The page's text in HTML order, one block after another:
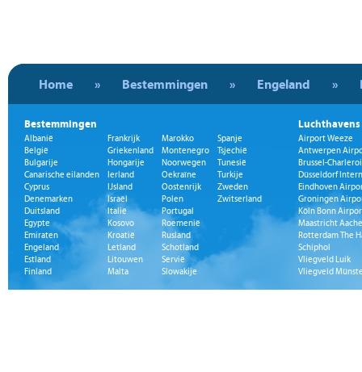
Home » Bestemmingen » Engeland »
Bestemmingen
Albanië
België
Bulgarije
Canarische eilanden
Cyprus
Denemarken
Duitsland
Egypte
Emiraten
Engeland
Estland
Finland
Frankrijk
Griekenland
Hongarije
Ierland
IJsland
Israël
Italië
Kosovo
Kroatië
Letland
Litouwen
Malta
Marokko
Montenegro
Noorwegen
Oekraïne
Oostenrijk
Polen
Portugal
Roemenië
Rusland
Schotland
Servië
Slowakije
Spanje
Tsjechië
Tunesië
Turkije
Zweden
Zwitserland
Luchthavens
Airport Weeze
Antwerpen
Brussel-
Düsseldorf
Eindhoven
Groningen
Köln Bonn
Maastricht
Rotterdam The
Schiphol
Vliegveld Luik
Vliegveld